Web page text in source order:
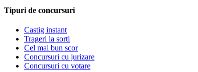
Tipuri de concursuri
Castig instant
Trageri la sorti
Cel mai bun scor
Concursuri cu jurizare
Concursuri cu votare